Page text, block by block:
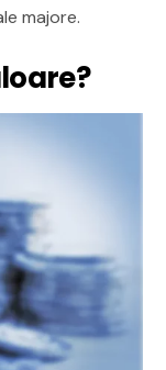
majore.